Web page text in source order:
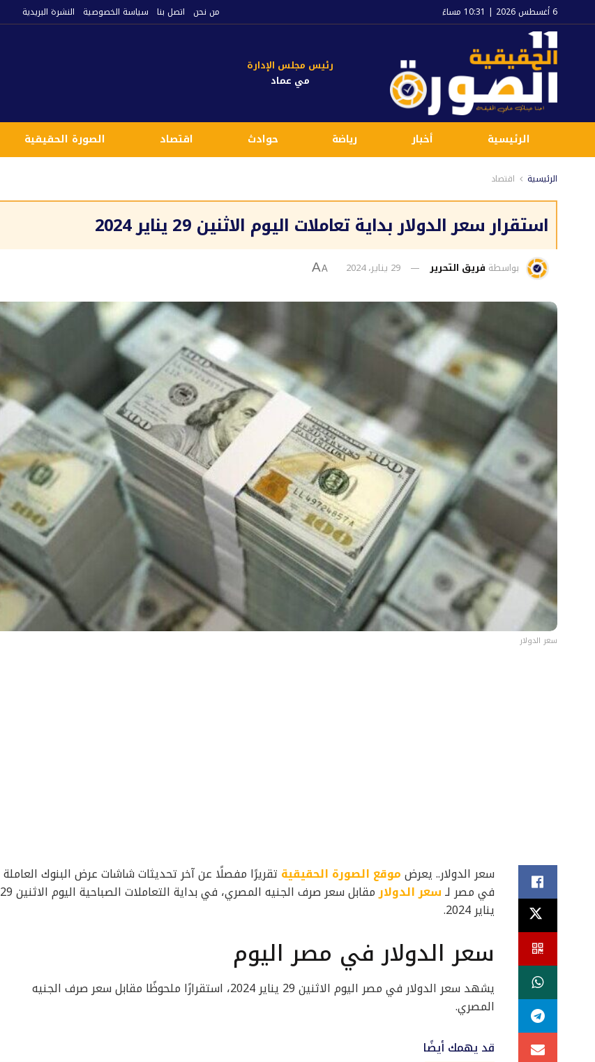
6 أغسطس 2026 | 10:31 مساءً من نحن اتصل بنا سياسة الخصوصية النشرة البريدية
رئيس مجلس الإدارة
مي عماد
الرئيسية أخبار رياضة حوادث اقتصاد الصورة الحقيقية
الرئيسية اقتصاد
استقرار سعر الدولار بداية تعاملات اليوم الاثنين 29 يناير 2024
بواسطة فريق التحرير 29 يناير، 2024 A
A
سعر الدولار
سعر الدولار.. يعرضموقع الصورة الحقيقية تقريرًا مفصلًا عن آخر تحديثات شاشات عرض البنوك العاملة
في مصر لـسعر الدولار
مقابل سعر صرف الجنيه المصري، في بداية التعاملات الصباحية اليوم الاثنين 29
يناير 2024.
سعر الدولار في مصر اليوم
يشهد سعر الدولار في مصر اليوم الاثنين 29 يناير 2024، استقرارًا ملحوظًا مقابل سعر صرف الجنيه
المصري.
قد يهمك أيضًا